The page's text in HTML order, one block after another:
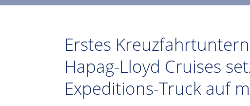
Erstes
Hapag-Lloyd Cruises
Expeditions-Truck auf